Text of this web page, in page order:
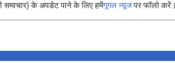
के अपडेट पाने के लिए हमेंगूगल न्यूजपर फॉलो करें।